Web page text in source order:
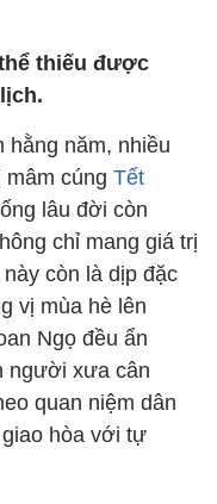
thiếu được
hằng năm, nhiều
cúng Tết
lâu đời còn
chỉ mang giá trị
còn là dịp đặc
vị mùa hè lên
Ngọ đều ẩn
người xưa cân
quan niệm dân
hòa với tự